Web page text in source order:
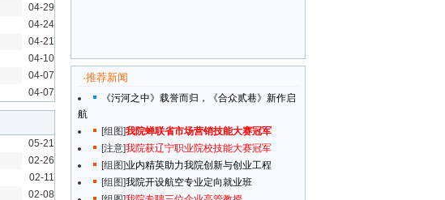
04-29
04-24
04-21
04-10
04-07
04-07
05-21
02-26
02-11
02-08
·推荐新闻
《污河之中》载誉而归，《合众贰巷》新作启
航
[组图]我院蝉联省市场营销技能大赛冠军
[注意]我院获辽宁职业院校技能大赛冠军
[组图]业内精英助力我院创新与创业工程
[组图]我院开设航空专业定向就业班